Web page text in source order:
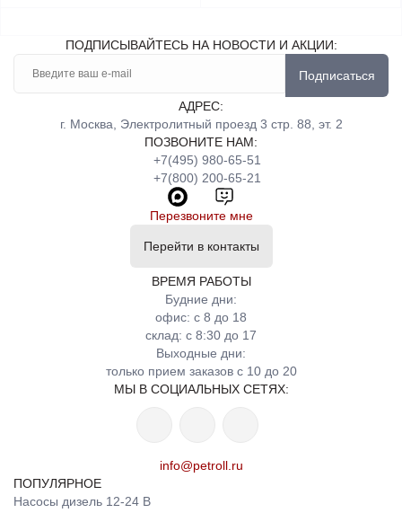
ПОДПИСЫВАЙТЕСЬ НА НОВОСТИ И АКЦИИ:
Подписаться
АДРЕС:
г. Москва, Электролитный проезд 3 стр. 88, эт. 2
ПОЗВОНИТЕ НАМ:
+7(495) 980-65-51
+7(800) 200-65-21
Перезвоните мне
Перейти в контакты
ВРЕМЯ РАБОТЫ
Будние дни:
офис: с 8 до 18
склад: с 8:30 до 17
Выходные дни:
только прием заказов с 10 до 20
МЫ В СОЦИАЛЬНЫХ СЕТЯХ:
info@petroll.ru
ПОПУЛЯРНОЕ
Насосы дизель 12-24 В